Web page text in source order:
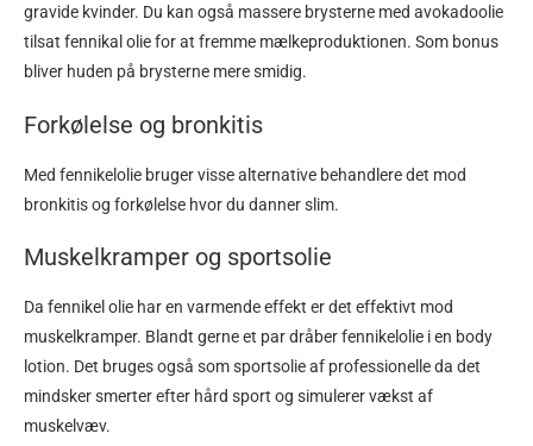
gravide kvinder. Du kan også massere brysterne med avokadoolie
tilsat fennikal olie for at fremme mælkeproduktionen. Som bonus
bliver huden på brysterne mere smidig.
Forkølelse og bronkitis
Med fennikelolie bruger visse alternative behandlere det mod
bronkitis og forkølelse hvor du danner slim.
Muskelkramper og sportsolie
Da fennikel olie har en varmende effekt er det effektivt mod
muskelkramper. Blandt gerne et par dråber fennikelolie i en body
lotion. Det bruges også som sportsolie af professionelle da det
mindsker smerter efter hård sport og simulerer vækst af
muskelvæv.